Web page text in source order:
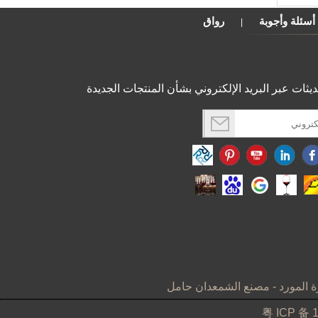
الجرار شمعة بقايا الخاص بك! أنا لست ...
يتميز الذهب الزئبق نظرة بقعة طلاء للضوء للتألق
من خلال.
عملية لصنع الزجاج شمعدان و شمعة جرة
الشمع في وعاء ساخنة إلى 1 ...
شمعة تأملات في المنزل من أجل الحياة اليومية وإذ
تضع في اعتبارها
شموع تأملات في المنزل عن الحياة اليومية
لقد بدا الكثير من أصحاب مصنوعة من المواد القابلة
للاشتعال. عندما تحترق الشمعة لأسفل، ربما عندما
يكون المستخدم نائما، تصيد القاعدة على النار ...
أسئلة وأجوبة رواق
عبر البريد الإلكتروني بشأن المنتجات الجديدة
المورد - مصنع الشمعدان حامل
粤 ICP 备